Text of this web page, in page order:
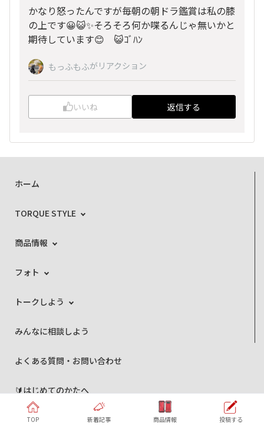
かなり怒ったんですが毎朝の朝ドラ鑑賞は私の膝
の上です😀😺✨そろそろ何か喋るんじゃ無いかと
期待しています😊 😺ｺﾞﾊﾝ
もっふもふがリアクション
いいね 返信する
ホーム
TORQUE STYLE
商品情報
フォト
トークしよう
みんなに相談しよう
よくある質問・お問い合わせ
🔰はじめてのかたへ
編集部より
TOP 新着記事 商品情報 投稿する